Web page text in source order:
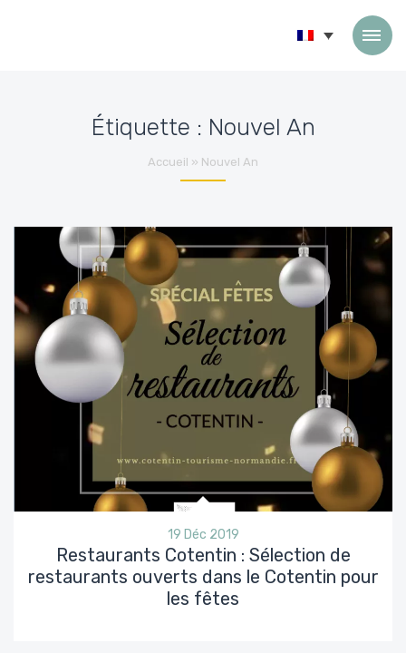
Étiquette : Nouvel An
Accueil » Nouvel An
19 Déc 2019
Restaurants Cotentin : Sélection de
restaurants ouverts dans le Cotentin pour
les fêtes